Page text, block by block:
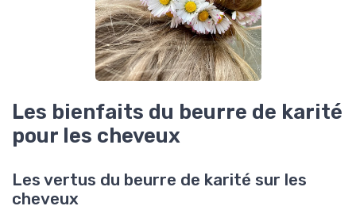
Les bienfaits du beurre de karité
pour les cheveux
Les vertus du beurre de karité sur les
cheveux